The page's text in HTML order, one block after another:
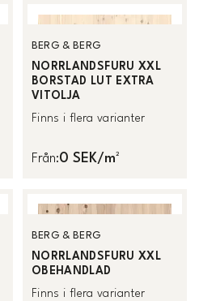
BERG & BERG
NORRLANDSFURU XXL
BORSTAD LUT EXTRA
VITOLJA
Finns i flera varianter
Från:0 SEK/m²
BERG & BERG
NORRLANDSFURU XXL
OBEHANDLAD
Finns i flera varianter